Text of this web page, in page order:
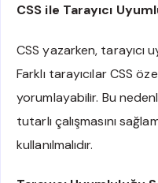
CSS ile Tarayıcı
CSS yazarken, tarayıcı
Farklı tarayıcılar CSS
yorumlayabilir. Bu
tutarlı çalışmasını
kullanılmalıdır.